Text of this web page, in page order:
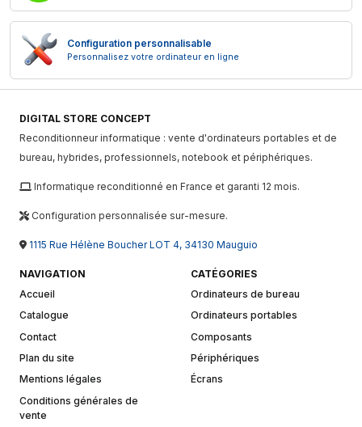
Configuration personnalisable
Personnalisez votre ordinateur en ligne
DIGITAL STORE CONCEPT
Reconditionneur informatique : vente d'ordinateurs portables et de
bureau, hybrides, professionnels, notebook et périphériques.
Informatique reconditionné en France et garanti 12 mois.
Configuration personnalisée sur-mesure.
1115 Rue Hélène Boucher LOT 4, 34130 Mauguio
NAVIGATION
Accueil
Catalogue
Contact
Plan du site
Mentions légales
Conditions générales de
vente
CATÉGORIES
Ordinateurs de bureau
Ordinateurs portables
Composants
Périphériques
Écrans